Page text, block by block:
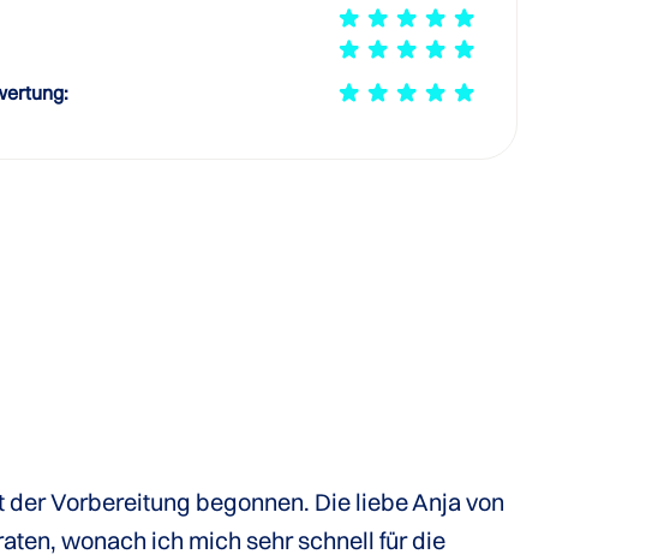
der Vorbereitung begonnen. Die liebe Anja von
wonach ich mich sehr schnell für die